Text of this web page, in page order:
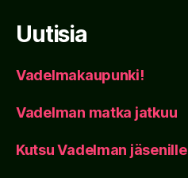
Uutisia
Vadelmakaupunki!
Vadelman matka jatkuu
Kutsu Vadelman jäsenille